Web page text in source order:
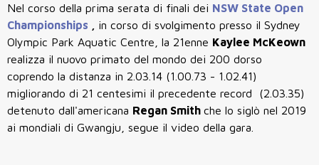
Nel corso della prima serata di finali dei NSW State Open
Championships
in corso di svolgimento presso il Sydney
Olympic Park Aquatic Centre, la 21enne Kaylee McKeown
realizza il nuovo primato del mondo dei 200 dorso
coprendo la distanza in 2.03.14 (1.00.73 - 1.02.41)
migliorando di 21 centesimi il precedente record (2.03.35)
detenuto dall'americana Regan Smith che lo siglò nel 2019
ai mondiali di Gwangju, segue il video della gara.